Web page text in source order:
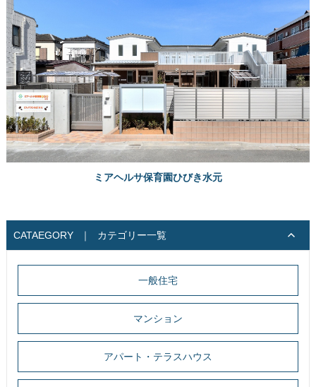
ミアヘルサ保育園ひびき水元
CATAEGORY ｜ カテゴリー一覧
一般住宅
マンション
アパート・テラスハウス